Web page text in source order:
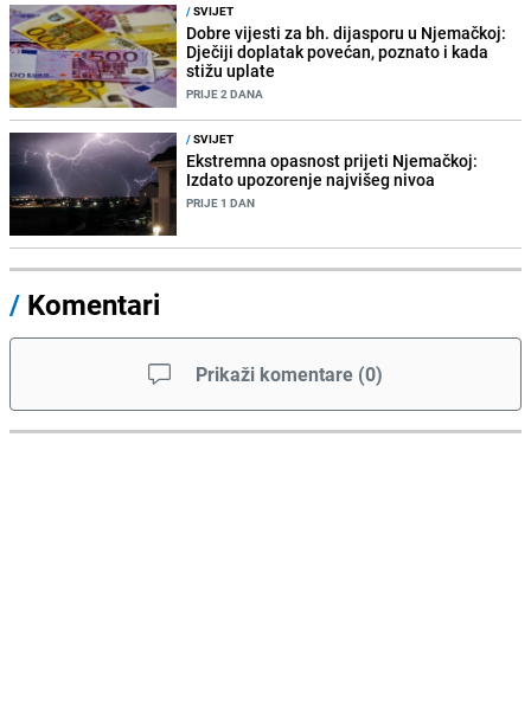
/SVIJET
Dobre vijesti za bh. dijasporu u Njemačkoj:
Dječiji doplatak povećan, poznato i kada
stižu uplate
PRIJE 2 DANA
/SVIJET
Ekstremna opasnost prijeti Njemačkoj:
Izdato upozorenje najvišeg nivoa
PRIJE 1 DAN
/ Komentari
Prikaži komentare (0)